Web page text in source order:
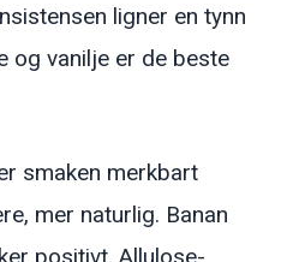
ligner en tynn
og vanilje er de beste
smaken merkbart
mer naturlig. Banan